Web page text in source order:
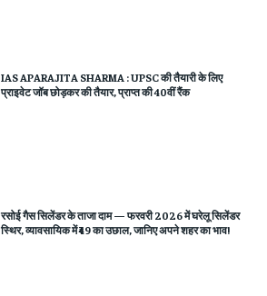
IAS APARAJITA SHARMA : UPSC की तैयारी के लिए
प्राइवेट जॉब छोड़कर की तैयार, प्राप्त की 40वीं रैंक
रसोई गैस सिलेंडर के ताजा दाम — फरवरी 2026 में घरेलू सिलेंडर
स्थिर, व्यावसायिक में ₹49 का उछाल, जानिए अपने शहर का भाव!